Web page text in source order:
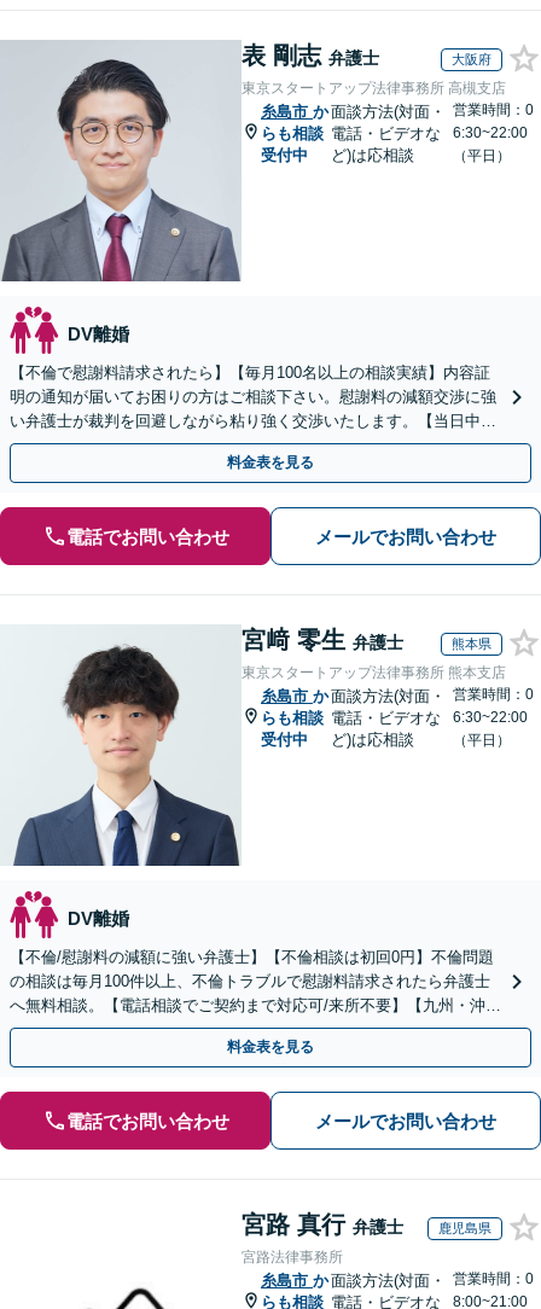
表 剛志 弁護士 大阪府
東京スタートアップ法律事務所 高槻支店
糸島市 か
らも相談
受付中
面談方法(対面・
電話・ビデオな
ど)は応相談
営業時間：0
6:30~22:00
（平日）
DV離婚
【不倫で慰謝料請求されたら】【毎月100名以上の相談実績】内容証
明の通知が届いてお困りの方はご相談下さい。慰謝料の減額交渉に強
い弁護士が裁判を回避しながら粘り強く交渉いたします。【当日中の
相談可(予約制)】【全国対応】
料金表を見る
電話でお問い合わせ メールでお問い合わせ
宮﨑 零生 弁護士 熊本県
東京スタートアップ法律事務所 熊本支店
糸島市 か
らも相談
受付中
面談方法(対面・
電話・ビデオな
ど)は応相談
営業時間：0
6:30~22:00
（平日）
DV離婚
【不倫/慰謝料の減額に強い弁護士】【不倫相談は初回0円】不倫問題
の相談は毎月100件以上、不倫トラブルで慰謝料請求されたら弁護士
へ無料相談。【電話相談でご契約まで対応可/来所不要】【九州・沖縄
エリア全域対応】
料金表を見る
電話でお問い合わせ メールでお問い合わせ
宮路 真行 弁護士 鹿児島県
宮路法律事務所
糸島市 か
らも相談
面談方法(対面・
電話・ビデオな
営業時間：0
8:00~21:00